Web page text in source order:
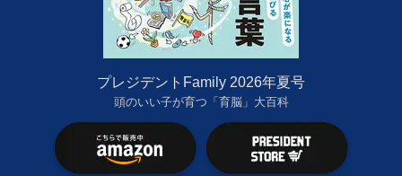
プレジデントFamily 2026年夏号
頭のいい子が育つ「育脳」大百科